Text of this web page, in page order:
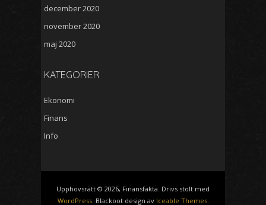
december 2020
november 2020
maj 2020
KATEGORIER
Ekonomi
Finans
Info
Upphovsrätt © 2026, Finansfakta. Drivs stolt med
WordPress. Blackoot design av Iceable Themes.